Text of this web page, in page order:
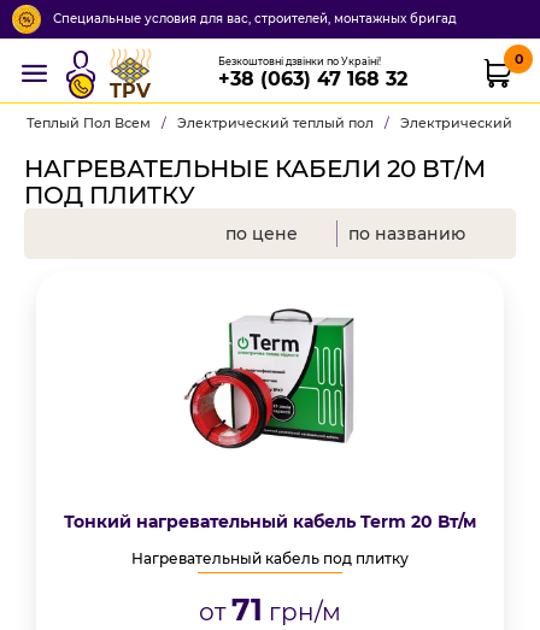
Специальные условия для вас, строителей, монтажных бригад
TPV
Безкоштовні дзвінки по Україні!
+38 (063) 47 168 32
0
Теплый Пол Всем / Электрический теплый пол / Электрический
НАГРЕВАТЕЛЬНЫЕ КАБЕЛИ 20 ВТ/М
ПОД ПЛИТКУ
по цене по названию
Тонкий нагревательный кабель Term 20 Вт/м
Нагревательный кабель под плитку
от71 грн/м